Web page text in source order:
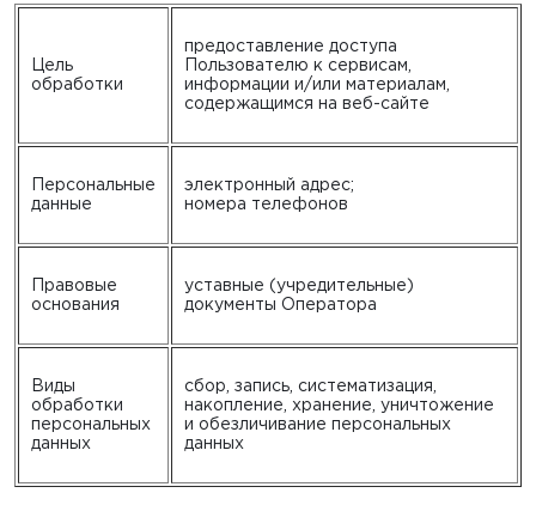
Цель
обработки
предоставление доступа
Пользователю к сервисам,
информации и/или материалам,
содержащимся на веб-сайте
Персональные
данные
электронный адрес;
номера телефонов
Правовые
основания
уставные (учредительные)
документы Оператора
Виды
обработки
персональных
данных
cбор, запись, систематизация,
накопление, хранение, уничтожение
и обезличивание персональных
данных